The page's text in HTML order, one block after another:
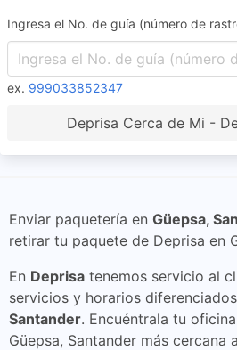
Ingresa el No. de guía (número de
ex. 999033852347
Deprisa Cerca de Mi -
Enviar paquetería en Güepsa,
retirar tu paquete de Deprisa en
En Deprisa tenemos servicio al
servicios y horarios
Santander. Encuéntrala tu
Güepsa, Santander más cercana